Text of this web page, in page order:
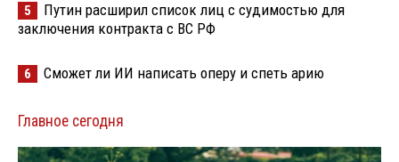
5
Путин расширил список лиц с судимостью для
заключения контракта с ВС РФ
6 Сможет ли ИИ написать оперу и спеть арию
Главное сегодня